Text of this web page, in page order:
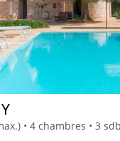
• 4 chambres • 3 sdb